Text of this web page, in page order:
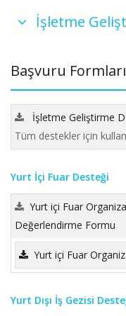
İşletme
Başvuru Formları
İşletme Geliştirme
Tüm destekler için
Yurt İçi Fuar Desteği
Yurt içi Fuar
Değerlendirme Formu
Yurt içi Fuar
Yurt Dışı İş Gezisi